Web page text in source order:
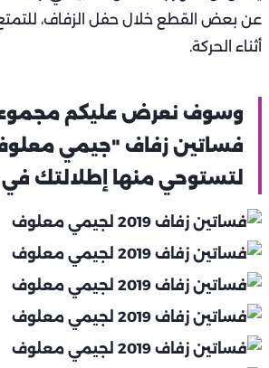
عن بعض القطع خلال حفل الزفاف،
أثناء الحركة.
وسوف نعرض عليكم
لتستوحي منها إطلالتك